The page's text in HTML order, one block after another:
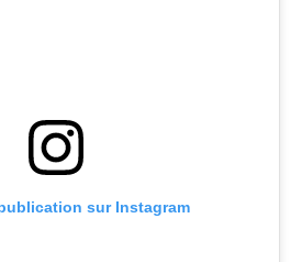
sur Instagram